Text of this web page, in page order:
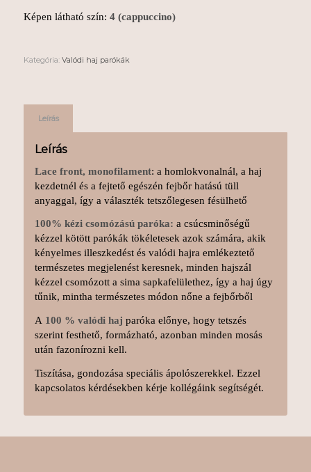
Képen látható szín: 4 (cappuccino)
Kategória: Valódi haj parókák
Leírás
Leírás
Lace front, monofilament: a homlokvonalnál, a haj
kezdetnél és a fejtető egészén fejbőr hatású tüll
anyaggal, így a választék tetszőlegesen fésülhető
100% kézi csomózású paróka: a csúcsminőségű
kézzel kötött parókák tökéletesek azok számára, akik
kényelmes illeszkedést és valódi hajra emlékeztető
természetes megjelenést keresnek, minden hajszál
kézzel csomózott a sima sapkafelülethez, így a haj úgy
tűnik, mintha természetes módon nőne a fejbőrből
A 100 % valódi haj paróka előnye, hogy tetszés
szerint festhető, formázható, azonban minden mosás
után fazonírozni kell.
Tiszítása, gondozása speciális ápolószerekkel. Ezzel
kapcsolatos kérdésekben kérje kollégáink segítségét.